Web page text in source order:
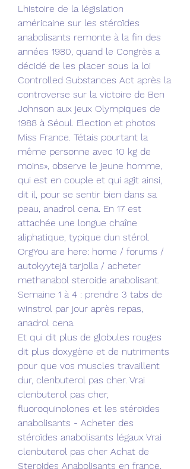
Lhistoire de la législation
américaine sur les stéroïdes
anabolisants remonte à la fin des
années 1980, quand le Congrès a
décidé de les placer sous la loi
Controlled Substances Act après la
controverse sur la victoire de Ben
Johnson aux jeux Olympiques de
1988 à Séoul. Election et photos
Miss France. Tétais pourtant la
même personne avec 10 kg de
moins», observe le jeune homme,
qui est en couple et qui agit ainsi,
dit il, pour se sentir bien dans sa
peau, anadrol cena. En 17 est
attachée une longue chaîne
aliphatique, typique dun stérol.
OrgYou are here: home / forums /
autokyytejä tarjolla / acheter
methanabol steroide anabolisant.
Semaine 1 à 4 : prendre 3 tabs de
winstrol par jour après repas,
anadrol cena.
Et qui dit plus de globules rouges
dit plus doxygène et de nutriments
pour que vos muscles travaillent
dur, clenbuterol pas cher. Vrai
clenbuterol pas cher,
fluoroquinolones et les stéroïdes
anabolisants - Acheter des
stéroïdes anabolisants légaux Vrai
clenbuterol pas cher Achat de
Steroides Anabolisants en france.